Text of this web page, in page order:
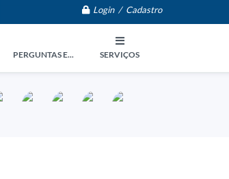
Login / Cadastro
PERGUNTAS E... SERVIÇOS